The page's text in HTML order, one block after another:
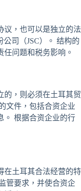
议，也可以是独立的法
司（JSC）。 结构的
任问题和税务影响。
的，则必须在土耳其贸
文件，包括合资企业
。 根据合资企业的行
在土耳其合法经营的特
管要求，并使合资企